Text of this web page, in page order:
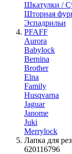
Шкатулки /
Шторная
Эспадрильи
PFAFF
Aurora
Babylock
Bernina
Brother
Elna
Family
Husqvarna
Jaguar
Janome
Juki
Merrylock
Лапка для
620116796